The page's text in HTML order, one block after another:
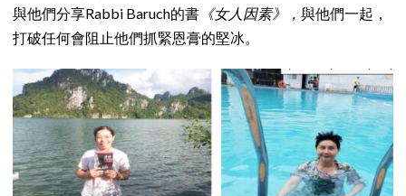
與他們分享Rabbi Baruch的書 《女人因素》， 與他們一起，
打破任何會阻止他們抓緊恩膏的堅冰。